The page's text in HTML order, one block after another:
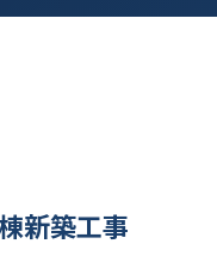
新築工事